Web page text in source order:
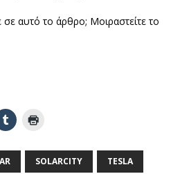
σε αυτό το άρθρο; Μοιραστείτε το
SOLARCITY TESLA